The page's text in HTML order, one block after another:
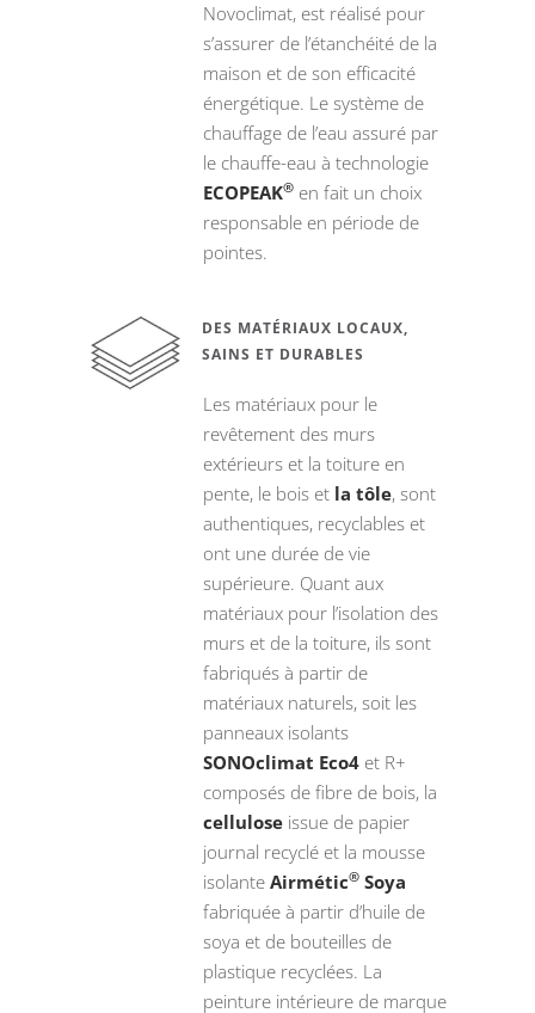
Novoclimat, est réalisé pour
s’assurer de l’étanchéité de la
maison et de son efficacité
énergétique. Le système de
chauffage de l’eau assuré par
le chauffe-eau à technologie
ECOPEAK® en fait un choix
responsable en période de
pointes.
DES MATÉRIAUX LOCAUX,
SAINS ET DURABLES
Les matériaux pour le
revêtement des murs
extérieurs et la toiture en
pente, le bois et la tôle, sont
authentiques, recyclables et
ont une durée de vie
supérieure. Quant aux
matériaux pour l’isolation des
murs et de la toiture, ils sont
fabriqués à partir de
matériaux naturels, soit les
panneaux isolants
SONOclimat Eco4 et R+
composés de fibre de bois, la
cellulose issue de papier
journal recyclé et la mousse
isolante Airmétic® Soya
fabriquée à partir d’huile de
soya et de bouteilles de
plastique recyclées. La
peinture intérieure de marque